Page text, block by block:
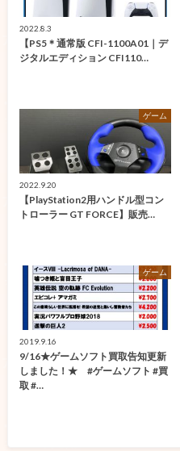
2022.8.3
【PS5＊通常版 CFI-1100A01｜デ
ジタルエディション CFI110…
ゲーム
2022.9.20
【PlayStation2用ハンドル型コン
トローラー GT FORCE】販売…
ゲーム
2019.9.16
9/16★ゲームソフト買取告知更新
しました！★ #ゲームソフト #買
取 #…